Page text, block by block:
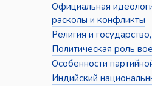
Официальная
расколы и конфликты
Религия и
Политическая роль
Особенности
Индийский